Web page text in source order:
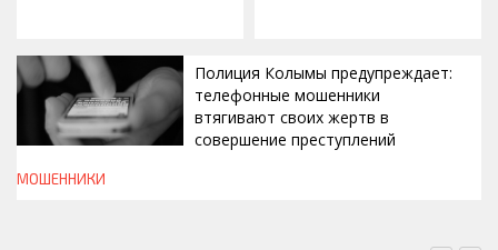
ВЧЕРА, 19:00
Полиция Колымы предупреждает:
телефонные мошенники
втягивают своих жертв в
совершение преступлений
МОШЕННИКИ